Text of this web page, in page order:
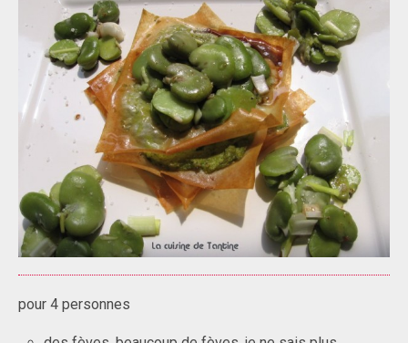
pour 4 personnes